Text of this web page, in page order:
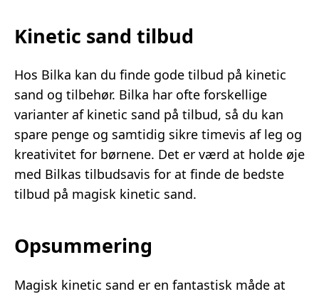
Kinetic sand tilbud
Hos Bilka kan du finde gode tilbud på kinetic
sand og tilbehør. Bilka har ofte forskellige
varianter af kinetic sand på tilbud, så du kan
spare penge og samtidig sikre timevis af leg og
kreativitet for børnene. Det er værd at holde øje
med Bilkas tilbudsavis for at finde de bedste
tilbud på magisk kinetic sand.
Opsummering
Magisk kinetic sand er en fantastisk måde at